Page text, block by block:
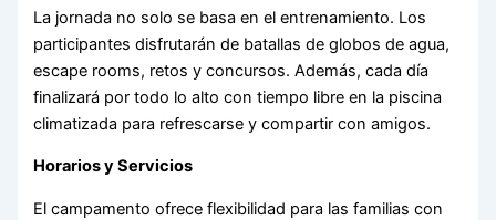
La jornada no solo se basa en el entrenamiento. Los
participantes disfrutarán de batallas de globos de agua,
escape rooms, retos y concursos.Además, cada día
finalizará por todo lo alto con tiempo libre en la piscina
climatizada para refrescarse y compartir con amigos.
Horarios y Servicios
El campamento ofrece flexibilidad para las familias con